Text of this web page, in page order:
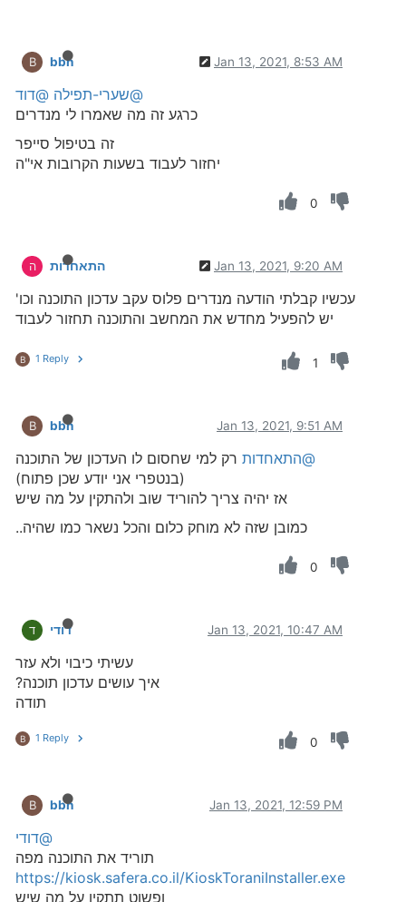
B bbn Jan 13, 2021, 8:53 AM
@שערי-תפילה @דוד
כרגע זה מה שאמרו לי מנדרים
זה בטיפול סייפר
יחזור לעבוד בשעות הקרובות אי"ה
0
ה התאחדות Jan 13, 2021, 9:20 AM
עכשיו קבלתי הודעה מנדרים פלוס עקב עדכון התוכנה וכו'
יש להפעיל מחדש את המחשב והתוכנה תחזור לעבוד
B 1 Reply 1
B bbn Jan 13, 2021, 9:51 AM
@התאחדות רק למי שחסום לו העדכון של התוכנה
(בנטפרי אני יודע שכן פתוח)
אז יהיה צריך להוריד שוב ולהתקין על מה שיש
כמובן שזה לא מוחק כלום והכל נשאר כמו שהיה..
0
ד דודי Jan 13, 2021, 10:47 AM
עשיתי כיבוי ולא עזר
איך עושים עדכון תוכנה?
תודה
B 1 Reply 0
B bbn Jan 13, 2021, 12:59 PM
@דודי
תוריד את התוכנה מפה
https://kiosk.safera.co.il/KioskToraniInstaller.exe
ופשוט תתקין על מה שיש